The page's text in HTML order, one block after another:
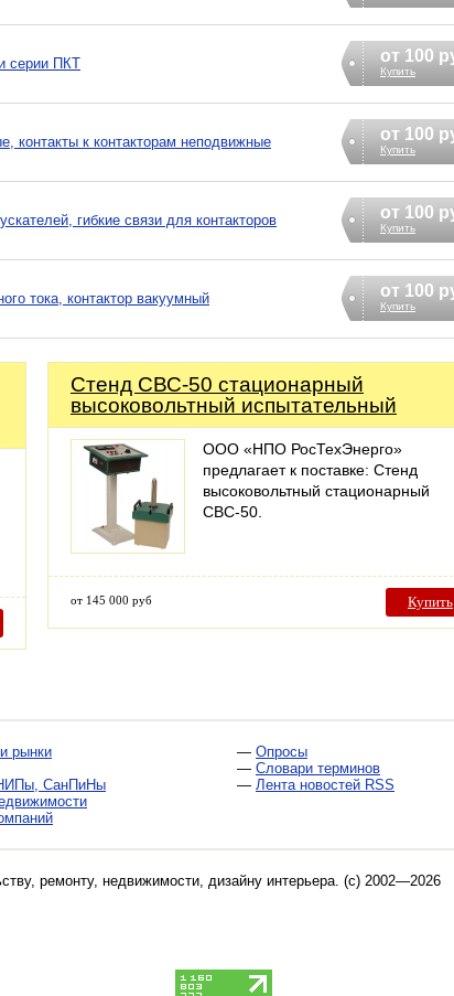
серии ПКТ от 100
Купить
контакты к контакторам неподвижные от 100
Купить
гибкие связи для контакторов от 100
Купить
тока, контактор вакуумный от 100
Купить
Стенд СВС-50 стационарный
высоковольтный испытательный
ООО «НПО РосТехЭнерго»
предлагает к поставке: Стенд
высоковольтный стационарный
СВС-50.
от 145 000 руб Купить
рынки
СанПиНы
— Опросы
— Словари терминов
— Лента новостей RSS
ремонту, недвижимости, дизайну интерьера. (c) 2002—2026